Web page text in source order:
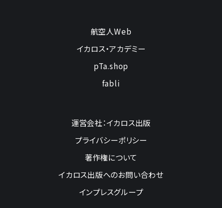
航空人Web
イカロス・アカデミー
pTa.shop
fabli
運営会社：イカロス出版
プライバシーポリシー
著作権について
イカロス出版へのお問い合わせ
インプレスグループ